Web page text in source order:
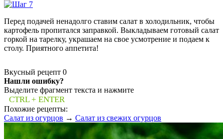
Перед подачей ненадолго ставим салат в холодильник, чтобы
картофель пропитался заправкой. Выкладываем готовый салат
горкой на тарелку, украшаем на свое усмотрение и подаем к
столу. Приятного аппетита!
Вкусный рецепт 0
Нашли ошибку?
Выделите фрагмент текста и нажмите
CTRL + ENTER
Похожие рецепты:
Салат из огурцов → Салат из свежих огурцов